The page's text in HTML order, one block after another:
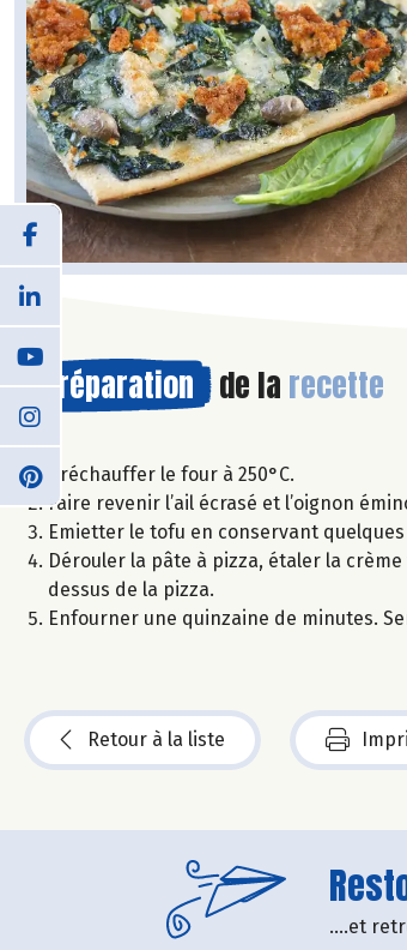
Préparation de la recette
Préchauffer le four à 250°C.
Faire revenir l’ail écrasé et l’oignon
Emietter le tofu en conservant
Dérouler la pâte à pizza, étaler la
dessus de la pizza.
Enfourner une quinzaine de minutes.
Retour à la liste
....et